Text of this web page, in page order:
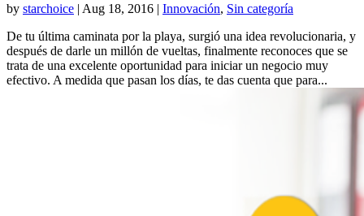
by starchoice | Aug 18, 2016 | Innovación, Sin categoría
De tu última caminata por la playa, surgió una idea revolucionaria, y
después de darle un millón de vueltas, finalmente reconoces que se
trata de una excelente oportunidad para iniciar un negocio muy
efectivo. A medida que pasan los días, te das cuenta que para...